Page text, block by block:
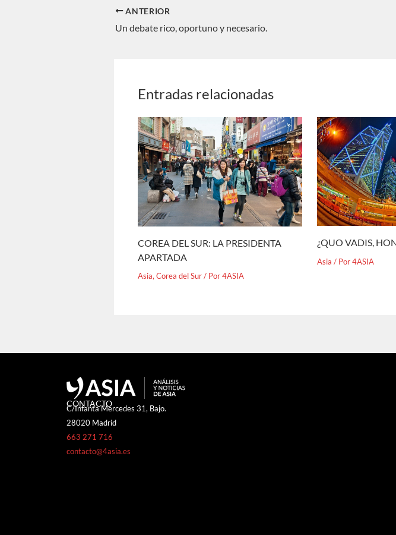
ANTERIOR
Un debate rico, oportuno y necesario.
Entradas relacionadas
COREA DEL SUR: LA PRESIDENTA
APARTADA
Asia, Corea del Sur/ Por4ASIA
¿QUO VADIS,
Asia / Por4ASIA
CONTACTO
C/Infanta Mercedes 31, Bajo.
28020 Madrid
663 271 716
contacto@4asia.es